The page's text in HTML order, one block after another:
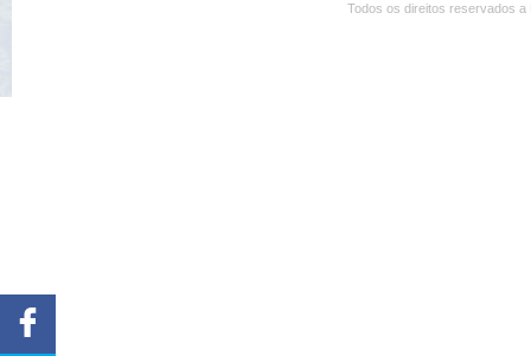
Todos os direitos reservados a